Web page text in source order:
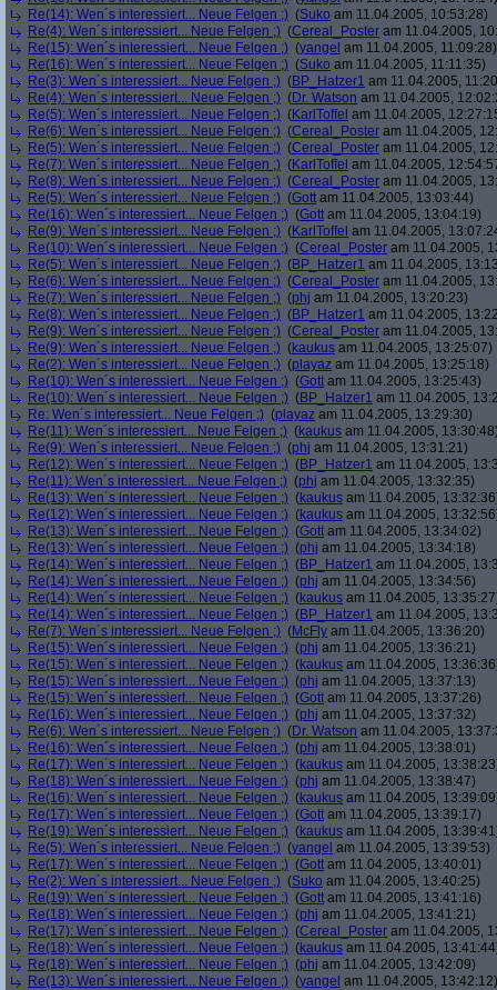
Re(14): Wen´s interessiert... Neue Felgen ;) (Suko am 11.04.2005, 10:53:28)
Re(4): Wen´s interessiert... Neue Felgen ;) (Cereal_Poster am 11.04.2005,
Re(15): Wen´s interessiert... Neue Felgen ;) (yangel am 11.04.2005, 11:09:28)
Re(16): Wen´s interessiert... Neue Felgen ;) (Suko am 11.04.2005, 11:11:35)
Re(3): Wen´s interessiert... Neue Felgen ;) (BP_Hatzer1 am 11.04.2005,
Re(4): Wen´s interessiert... Neue Felgen ;) (Dr. Watson am 11.04.2005,
Re(5): Wen´s interessiert... Neue Felgen ;) (KarlToffel am 11.04.2005,
Re(6): Wen´s interessiert... Neue Felgen ;) (Cereal_Poster am 11.04.2005,
Re(5): Wen´s interessiert... Neue Felgen ;) (Cereal_Poster am 11.04.2005,
Re(7): Wen´s interessiert... Neue Felgen ;) (KarlToffel am 11.04.2005,
Re(8): Wen´s interessiert... Neue Felgen ;) (Cereal_Poster am 11.04.2005,
Re(5): Wen´s interessiert... Neue Felgen ;) (Gott am 11.04.2005, 13:03:44)
Re(16): Wen´s interessiert... Neue Felgen ;) (Gott am 11.04.2005, 13:04:19)
Re(9): Wen´s interessiert... Neue Felgen ;) (KarlToffel am 11.04.2005,
Re(10): Wen´s interessiert... Neue Felgen ;) (Cereal_Poster am 11.04.2005,
Re(5): Wen´s interessiert... Neue Felgen ;) (BP_Hatzer1 am 11.04.2005,
Re(6): Wen´s interessiert... Neue Felgen ;) (Cereal_Poster am 11.04.2005,
Re(7): Wen´s interessiert... Neue Felgen ;) (phj am 11.04.2005, 13:20:23)
Re(8): Wen´s interessiert... Neue Felgen ;) (BP_Hatzer1 am 11.04.2005,
Re(9): Wen´s interessiert... Neue Felgen ;) (Cereal_Poster am 11.04.2005,
Re(9): Wen´s interessiert... Neue Felgen ;) (kaukus am 11.04.2005, 13:25:07)
Re(2): Wen´s interessiert... Neue Felgen ;) (playaz am 11.04.2005, 13:25:18)
Re(10): Wen´s interessiert... Neue Felgen ;) (Gott am 11.04.2005, 13:25:43)
Re(10): Wen´s interessiert... Neue Felgen ;) (BP_Hatzer1 am 11.04.2005,
Re: Wen´s interessiert... Neue Felgen ;) (playaz am 11.04.2005, 13:29:30)
Re(11): Wen´s interessiert... Neue Felgen ;) (kaukus am 11.04.2005,
Re(9): Wen´s interessiert... Neue Felgen ;) (phj am 11.04.2005, 13:31:21)
Re(12): Wen´s interessiert... Neue Felgen ;) (BP_Hatzer1 am 11.04.2005,
Re(11): Wen´s interessiert... Neue Felgen ;) (phj am 11.04.2005, 13:32:35)
Re(13): Wen´s interessiert... Neue Felgen ;) (kaukus am 11.04.2005,
Re(12): Wen´s interessiert... Neue Felgen ;) (kaukus am 11.04.2005,
Re(13): Wen´s interessiert... Neue Felgen ;) (Gott am 11.04.2005, 13:34:02)
Re(13): Wen´s interessiert... Neue Felgen ;) (phj am 11.04.2005, 13:34:18)
Re(14): Wen´s interessiert... Neue Felgen ;) (BP_Hatzer1 am 11.04.2005,
Re(14): Wen´s interessiert... Neue Felgen ;) (phj am 11.04.2005, 13:34:56)
Re(14): Wen´s interessiert... Neue Felgen ;) (kaukus am 11.04.2005,
Re(14): Wen´s interessiert... Neue Felgen ;) (BP_Hatzer1 am 11.04.2005,
Re(7): Wen´s interessiert... Neue Felgen ;) (McFly am 11.04.2005, 13:36:20)
Re(15): Wen´s interessiert... Neue Felgen ;) (phj am 11.04.2005, 13:36:21)
Re(15): Wen´s interessiert... Neue Felgen ;) (kaukus am 11.04.2005,
Re(15): Wen´s interessiert... Neue Felgen ;) (phj am 11.04.2005, 13:37:13)
Re(15): Wen´s interessiert... Neue Felgen ;) (Gott am 11.04.2005, 13:37:26)
Re(16): Wen´s interessiert... Neue Felgen ;) (phj am 11.04.2005, 13:37:32)
Re(6): Wen´s interessiert... Neue Felgen ;) (Dr. Watson am 11.04.2005,
Re(16): Wen´s interessiert... Neue Felgen ;) (phj am 11.04.2005, 13:38:01)
Re(17): Wen´s interessiert... Neue Felgen ;) (kaukus am 11.04.2005,
Re(18): Wen´s interessiert... Neue Felgen ;) (phj am 11.04.2005, 13:38:47)
Re(16): Wen´s interessiert... Neue Felgen ;) (kaukus am 11.04.2005,
Re(17): Wen´s interessiert... Neue Felgen ;) (Gott am 11.04.2005, 13:39:17)
Re(19): Wen´s interessiert... Neue Felgen ;) (kaukus am 11.04.2005,
Re(5): Wen´s interessiert... Neue Felgen ;) (yangel am 11.04.2005, 13:39:53)
Re(17): Wen´s interessiert... Neue Felgen ;) (Gott am 11.04.2005, 13:40:01)
Re(2): Wen´s interessiert... Neue Felgen ;) (Suko am 11.04.2005, 13:40:25)
Re(19): Wen´s interessiert... Neue Felgen ;) (Gott am 11.04.2005, 13:41:16)
Re(18): Wen´s interessiert... Neue Felgen ;) (phj am 11.04.2005, 13:41:21)
Re(17): Wen´s interessiert... Neue Felgen ;) (Cereal_Poster am 11.04.2005,
Re(18): Wen´s interessiert... Neue Felgen ;) (kaukus am 11.04.2005,
Re(18): Wen´s interessiert... Neue Felgen ;) (phj am 11.04.2005, 13:42:09)
Re(13): Wen´s interessiert... Neue Felgen ;) (yangel am 11.04.2005, 13:42:12)